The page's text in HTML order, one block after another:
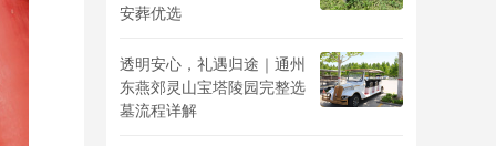
安葬优选
透明安心，礼遇归途｜通州
东燕郊灵山宝塔陵园完整选
墓流程详解